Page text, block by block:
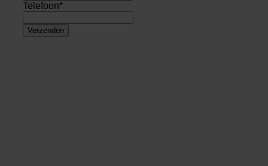
Telefoon*